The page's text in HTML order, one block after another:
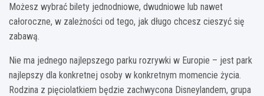
Możesz wybrać bilety jednodniowe, dwudniowe lub nawet
całoroczne, w zależności od tego, jak długo chcesz cieszyć się
zabawą.
Nie ma jednego najlepszego parku rozrywki w Europie – jest park
najlepszy dla konkretnej osoby w konkretnym momencie życia.
Rodzina z pięciolatkiem będzie zachwycona Disneylandem, grupa